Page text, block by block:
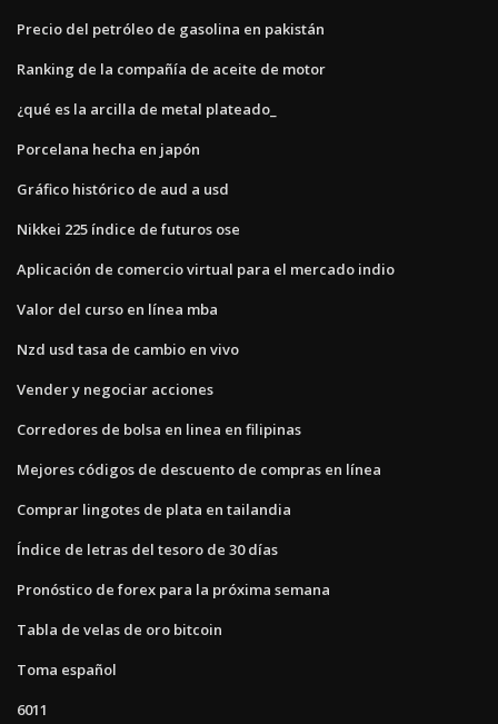
Precio del petróleo de gasolina en pakistán
Ranking de la compañía de aceite de motor
¿qué es la arcilla de metal plateado_
Porcelana hecha en japón
Gráfico histórico de aud a usd
Nikkei 225 índice de futuros ose
Aplicación de comercio virtual para el mercado indio
Valor del curso en línea mba
Nzd usd tasa de cambio en vivo
Vender y negociar acciones
Corredores de bolsa en linea en filipinas
Mejores códigos de descuento de compras en línea
Comprar lingotes de plata en tailandia
Índice de letras del tesoro de 30 días
Pronóstico de forex para la próxima semana
Tabla de velas de oro bitcoin
Toma español
6011